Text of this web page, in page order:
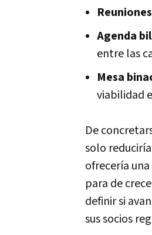
Agenda
entre las
Mesa
viabilidad
De
solo
ofrecería
para de
definir si
sus socios